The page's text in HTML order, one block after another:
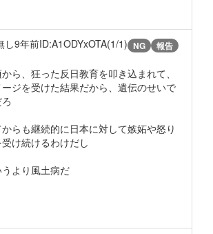
し9年前ID:A1ODYxOTA(1/1) NG 報告
ら、狂った反日教育を叩き込まれて、
ジを受けた結果だから、遺伝のせいで
らも継続的に日本に対して嫉妬や怒り
け続けるわけだし
より風土病だ